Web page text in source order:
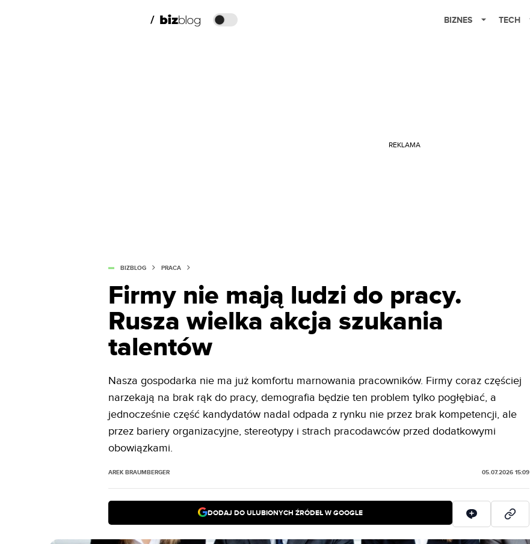
BIZNES TECH
REKLAMA
BIZBLOG PRACA
Firmy nie mają ludzi do pracy.
Rusza wielka akcja szukania
talentów
Nasza gospodarka nie ma już komfortu marnowania pracowników. Firmy coraz częściej
narzekają na brak rąk do pracy, demografia będzie ten problem tylko pogłębiać, a
jednocześnie część kandydatów nadal odpada z rynku nie przez brak kompetencji, ale
przez bariery organizacyjne, stereotypy i strach pracodawców przed dodatkowymi
obowiązkami.
AREK BRAUMBERGER 05.07.2026 15:09
DODAJ DO ULUBIONYCH ŹRÓDEŁ W GOOGLE